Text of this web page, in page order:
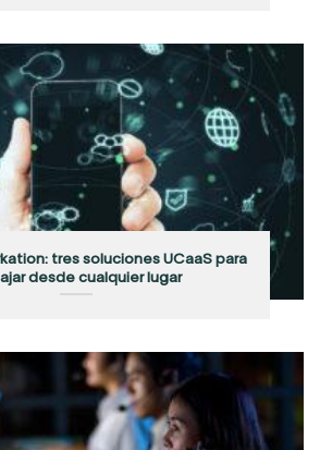
tres soluciones UCaaS para
desde cualquier lugar